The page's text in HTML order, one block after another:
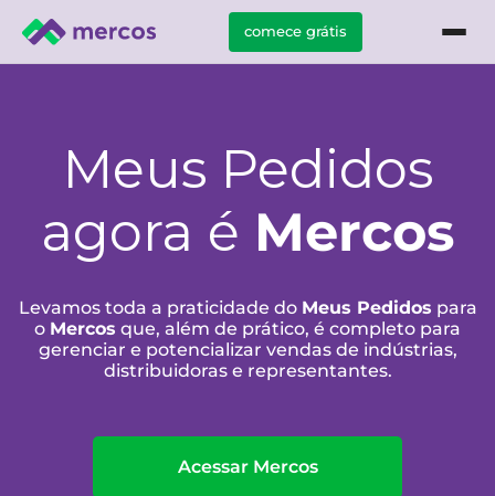
comece grátis
Meus Pedidos
agora é Mercos
Levamos toda a praticidade do Meus Pedidos para
o Mercos que, além de prático, é completo para
gerenciar e potencializar vendas de indústrias,
distribuidoras e representantes.
Acessar Mercos